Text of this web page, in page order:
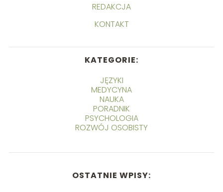
REDAKCJA
KONTAKT
KATEGORIE:
JĘZYKI
MEDYCYNA
NAUKA
PORADNIK
PSYCHOLOGIA
ROZWÓJ OSOBISTY
OSTATNIE WPISY: